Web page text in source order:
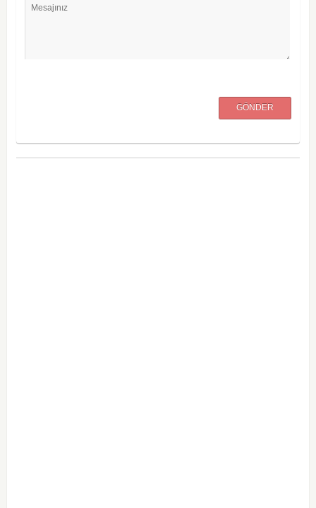
Mesajınız
GÖNDER